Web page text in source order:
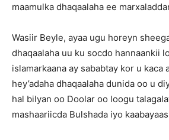
maamulka dhaqaalaha ee
Wasiir Beyle, ayaa ugu horeyn
dhaqaalaha uu ku socdo hannaankii
islamarkaana ay sababtay kor u kaca
hey’adaha dhaqaalaha dunida oo u
hal bilyan oo Doolar oo loogu
mashaariicda Bulshada iyo